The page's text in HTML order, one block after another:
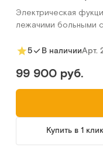
Электрическая
лежачими больными
5 В наличииАрт.
99 900 руб.
Купить в 1 клик